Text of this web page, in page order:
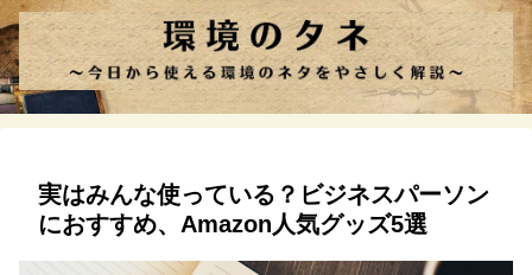
実はみんな使っている？ビジネスパーソン
におすすめ、Amazon人気グッズ5選